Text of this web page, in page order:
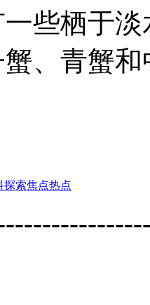
些栖于
、青蟹
探索焦点热点